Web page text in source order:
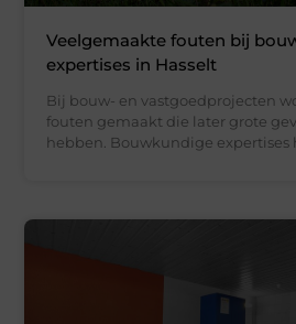
Veelgemaakte fouten bij
expertises in Hasselt
Bij bouw- en vastgoedprojecten
fouten gemaakt die later grote
hebben. Bouwkundige expertises